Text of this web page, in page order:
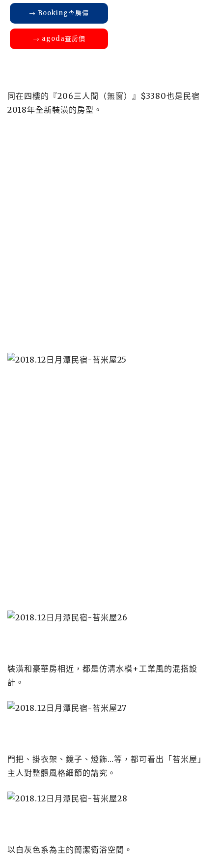
→ Booking查房價
→ agoda查房價
同在四樓的『206三人間（無窗）』$3380也是民宿
2018年全新裝潢的房型。
裝潢和豪華房相近，都是仿清水模+工業風的混搭設
計。
門把、掛衣架、鏡子、燈飾…等，都可看出「苔米屋」
主人對整體風格細節的講究。
以白灰色系為主的簡潔衛浴空間。